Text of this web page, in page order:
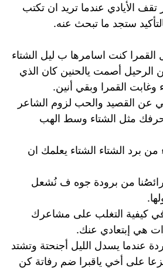
الأيادي عندما تريد ان تكتب
ستجد ما تبحث عنه.
كنت اسامرها ب ليل الشتاء
الرحيل أصمت يالحنين كان الذي
القمرا وبقي أنين.
عن القصيد والحب لزوم الشاعر
مثل الشتاء وسط الهب
من برد الشتاء الشتاء يعلمك ان
من برودة جوه ف نُشعل
كيفية التغلب على مشاعرك
هي إبتعادي عنك.
عندما يسدل الليل أجنحتة وتشتد
على أخي ياقبرا ضم رفاتة كن